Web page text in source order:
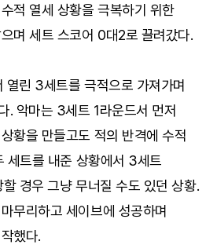
적 열세 상황을 극복하기 위한
며 세트 스코어 0대2로 끌려갔다.
린 3세트를 극적으로 가져가며
. 악마는 3세트 1라운드서 먼저
황을 만들고도 적의 반격에 수적
세트를 내준 상황에서 3세트
경우 그냥 무너질 수도 있던 상황.
무리하고 세이브에 성공하며
했다.